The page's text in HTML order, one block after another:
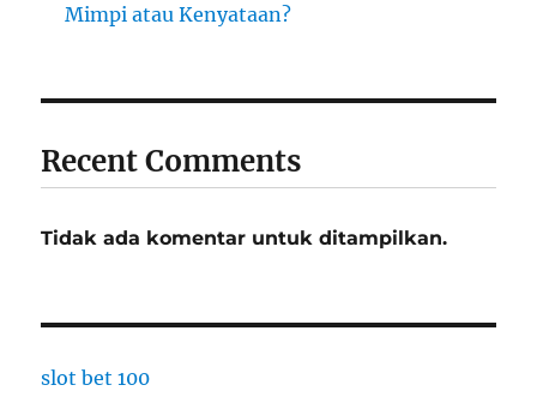
Mimpi atau Kenyataan?
Recent Comments
Tidak ada komentar untuk ditampilkan.
slot bet 100